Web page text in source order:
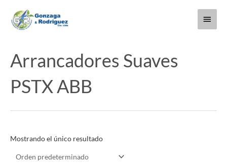
contenido
Menú
Arrancadores Suaves
PSTX ABB
Mostrando el único resultado